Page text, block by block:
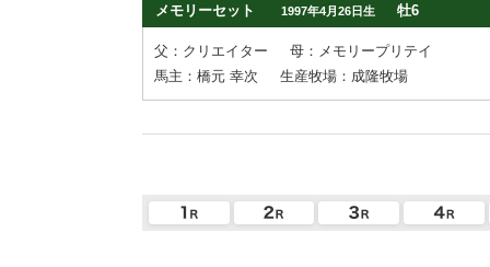
メモリーセット
1997年4月26日生 牡6
父：クリエイター
母：メモリープリテイ
馬主：橋元 幸次
生産牧場：成隆牧場